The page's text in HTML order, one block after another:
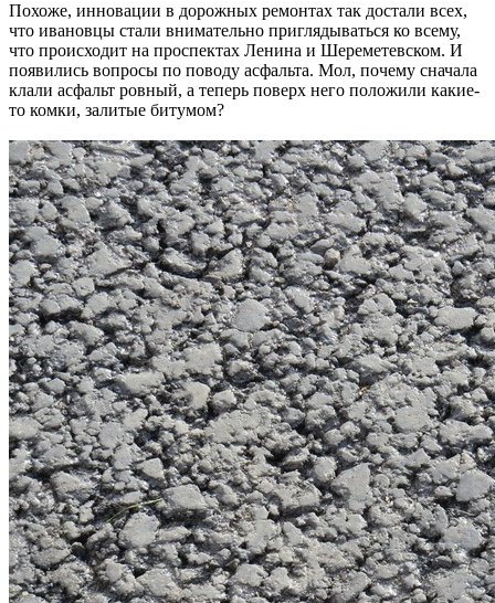
Похоже, инновации в дорожных ремонтах так достали всех,
что ивановцы стали внимательно приглядываться ко всему,
что происходит на проспектах Ленина и Шереметевском. И
появились вопросы по поводу асфальта. Мол, почему сначала
клали асфальт ровный, а теперь поверх него положили какие-
то комки, залитые битумом?